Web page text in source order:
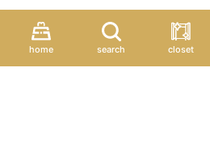
home search closet